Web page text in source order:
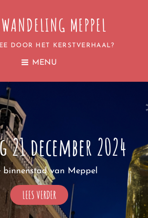
MEPPEL
DOOR HET KERSTVERHAAL?
MENU
21 december 2024
binnenstad van Meppel
LEES VERDERZATERDAG
21